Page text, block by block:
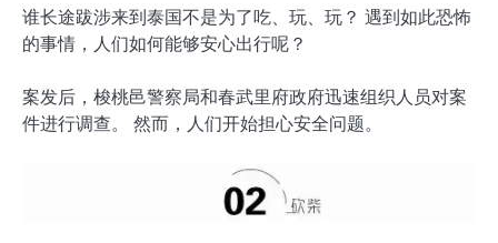
谁长途跋涉来到泰国不是为了吃、玩、玩？ 遇到如此恐怖
的事情，人们如何能够安心出行呢？
案发后，梭桃邑警察局和春武里府政府迅速组织人员对案
件进行调查。 然而，人们开始担心安全问题。